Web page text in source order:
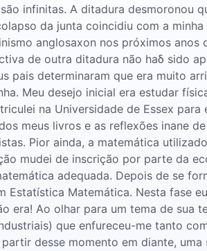
infinitas. A ditadura desmoronou
da junta coincidiu com a
anglosaxon nos próximos
de outra ditadura não haδ sido
pais determinaram que era muito
Meu desejo inicial era estudar
na Universidade de Essex
meus livros e as reflexões inane
Pior ainda, a matemática
mudei de inscrição por parte da
adequada. Depois de se
Estatística Matemática. Nesta fase
era! Ao olhar para um tema de
que enfureceu-me tanto
desse momento em diante,